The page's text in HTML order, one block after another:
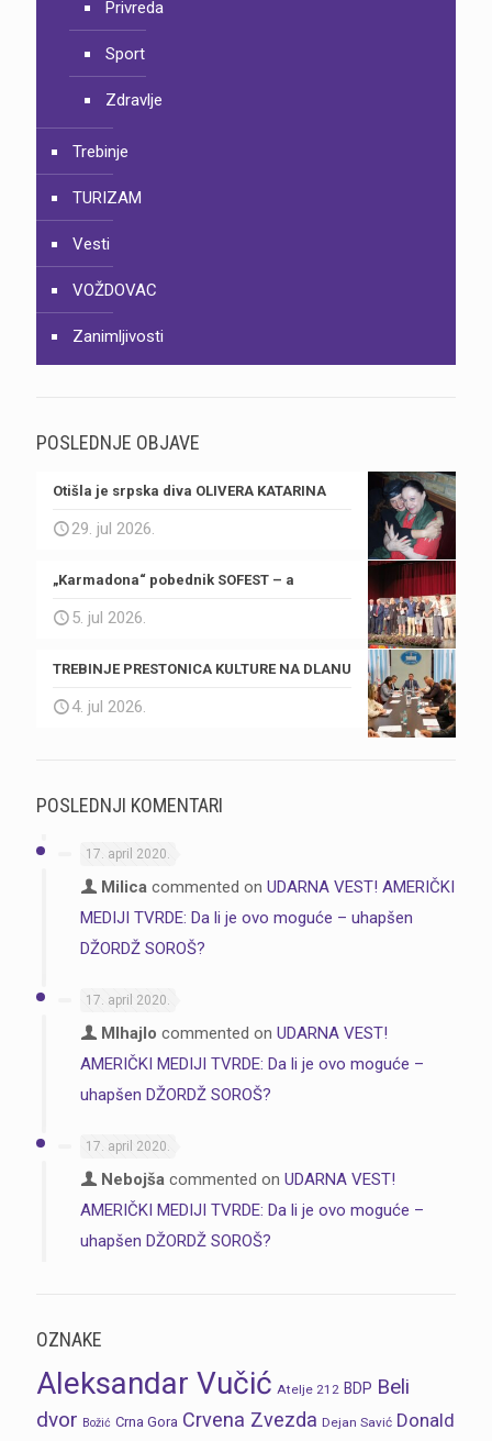
Privreda
Sport
Zdravlje
Trebinje
TURIZAM
Vesti
VOŽDOVAC
Zanimljivosti
POSLEDNJE OBJAVE
Otišla je srpska diva OLIVERA KATARINA
29. jul 2026.
„Karmadona“ pobednik SOFEST – a
5. jul 2026.
TREBINJE PRESTONICA KULTURE NA DLANU
4. jul 2026.
POSLEDNJI KOMENTARI
17. april 2020.
Milica commented on UDARNA VEST! AMERIČKI
MEDIJI TVRDE: Da li je ovo moguće – uhapšen
DŽORDŽ SOROŠ?
17. april 2020.
MIhajlo commented on UDARNA VEST!
AMERIČKI MEDIJI TVRDE: Da li je ovo moguće –
uhapšen DŽORDŽ SOROŠ?
17. april 2020.
Nebojša commented on UDARNA VEST!
AMERIČKI MEDIJI TVRDE: Da li je ovo moguće –
uhapšen DŽORDŽ SOROŠ?
OZNAKE
Aleksandar Vučić Atelje 212 BDP Beli
dvor Božić Crna Gora Crvena Zvezda Dejan Savić Donald